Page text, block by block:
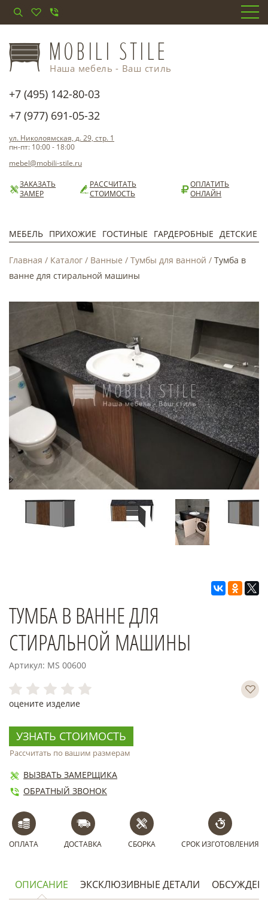
Наша мебель - Ваш стиль
+7 (495) 142-80-03
+7 (977) 691-05-32
ул. Николоямская, д. 29, стр. 1
пн-пт: 10:00 - 18:00
mebel@mobili-stile.ru
ЗАКАЗАТЬ
ЗАМЕР
РАССЧИТАТЬ
СТОИМОСТЬ
ОПЛАТИТЬ
ОНЛАЙН
МЕБЕЛЬ ПРИХОЖИЕ ГОСТИНЫЕ ГАРДЕРОБНЫЕ ДЕТСКИЕ
Главная / Каталог / Ванные / Тумбы для ванной / Тумба в
ванне для стиральной машины
ТУМБА В ВАННЕ ДЛЯ
СТИРАЛЬНОЙ МАШИНЫ
Артикул: MS 00600
оцените изделие
УЗНАТЬ СТОИМОСТЬ
Рассчитать по вашим размерам
ВЫЗВАТЬ ЗАМЕРЩИКА
ОБРАТНЫЙ ЗВОНОК
ОПЛАТА ДОСТАВКА СБОРКА СРОК ИЗГОТОВЛЕНИЯ
ОПИСАНИЕ ЭКСКЛЮЗИВНЫЕ ДЕТАЛИ